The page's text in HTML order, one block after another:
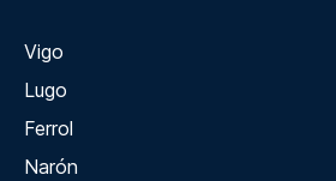
Vigo
Lugo
Ferrol
Narón